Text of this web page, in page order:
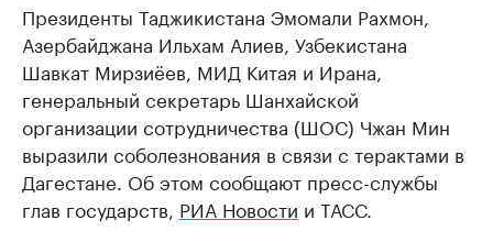
Президенты Таджикистана Эмомали Рахмон,
Азербайджана Ильхам Алиев, Узбекистана
Шавкат Мирзиёев, МИД Китая и Ирана,
генеральный секретарь Шанхайской
организации сотрудничества (ШОС) Чжан Мин
выразили соболезнования в связи с терактами в
Дагестане. Об этом сообщают пресс-службы
глав государств, РИА Новости и ТАСС.